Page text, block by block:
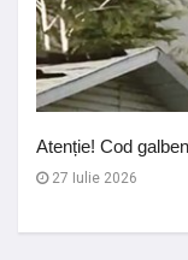
Atenție! Cod
27 Iulie 2026